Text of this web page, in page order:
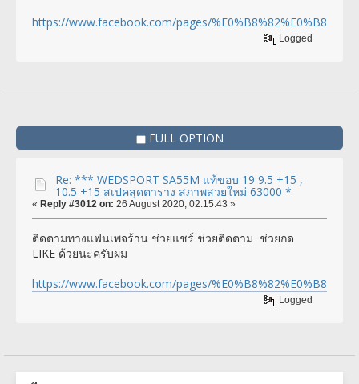
https://www.facebook.com/pages/
Logged
FULL OPTION
Re: *** WEDSPORT SA55M แท้ขอบ 19 9.5 +15 ,
10.5 +15 สเปคสุดตาราง สภาพสวยใหม่ 63000 *
« Reply #3012 on: 26 August 2020, 02:15:43 »
ติดตามทางแฟนเพจร้าน ช่วยแชร์ ช่วยติดตาม ช่วยกด
LIKE ด้วยนะครับผม
https://www.facebook.com/pages/
Logged